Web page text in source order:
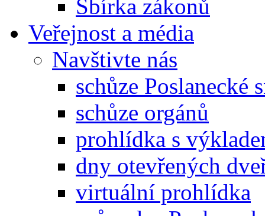
Sbírka zákonů
Veřejnost a média
Navštivte nás
schůze Poslanecké
schůze orgánů
prohlídka s
dny otevřených
virtuální prohlídka